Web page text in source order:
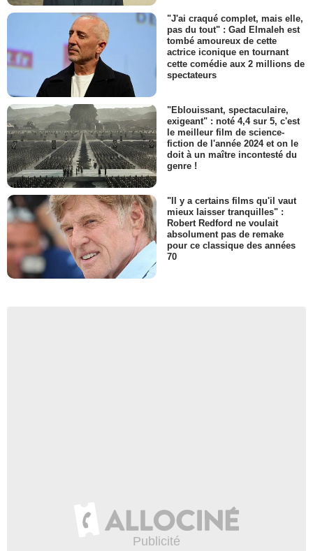
"J'ai craqué complet, mais elle,
pas du tout" : Gad Elmaleh est
tombé amoureux de cette
actrice iconique en tournant
cette comédie aux 2 millions de
spectateurs
"Eblouissant, spectaculaire,
exigeant" : noté 4,4 sur 5, c'est
le meilleur film de science-
fiction de l'année 2024 et on le
doit à un maître incontesté du
genre !
"Il y a certains films qu'il vaut
mieux laisser tranquilles" :
Robert Redford ne voulait
absolument pas de remake
pour ce classique des années
70